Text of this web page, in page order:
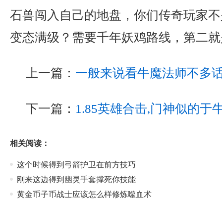
石兽闯入自己的地盘，你们传奇玩家
变态满级？需要千年妖鸡路线，第二
上一篇： 一般来说看牛魔法师不多
下一篇： 1.85英雄合击,门神似的
相关阅读：
这个时候得到弓箭护卫在前方技巧
刚来这边得到幽灵手套撑死你技能
黄金币子币战士应该怎么样修炼噬血术